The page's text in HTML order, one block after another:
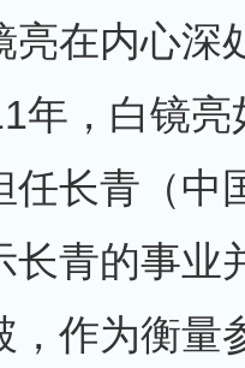
亮在内心深
年，白镜
任长青（中
长青的事业
，作为衡量